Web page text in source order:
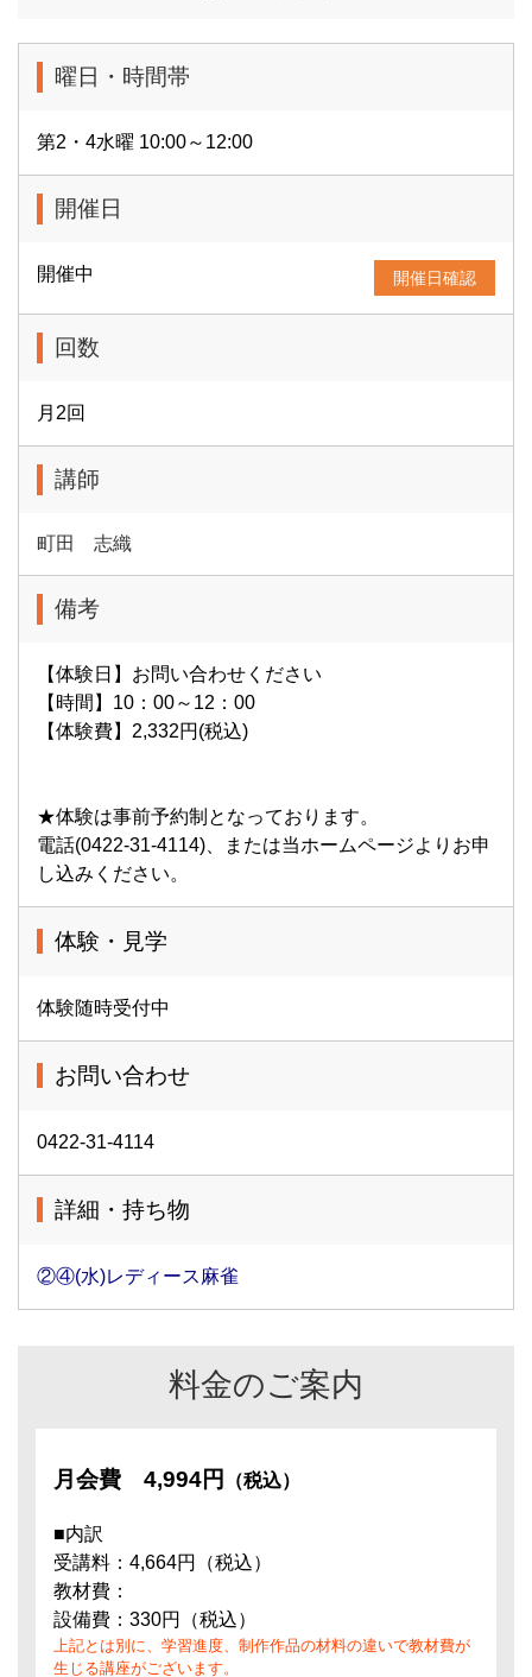
曜日・時間帯
第2・4水曜 10:00～12:00
開催日
開催中 開催日確認
回数
月2回
講師
町田 志織
備考
【体験日】お問い合わせください
【時間】10：00～12：00
【体験費】2,332円(税込)
★体験は事前予約制となっております。
電話(0422-31-4114)、または当ホームページよりお申
し込みください。
体験・見学
体験随時受付中
お問い合わせ
0422-31-4114
詳細・持ち物
②④(水)レディース麻雀
料金のご案内
月会費 4,994円 （税込）
■内訳
受講料：4,664円（税込）
教材費：
設備費：330円（税込）
上記とは別に、学習進度、制作作品の材料の違いで教材費が
生じる講座がございます。